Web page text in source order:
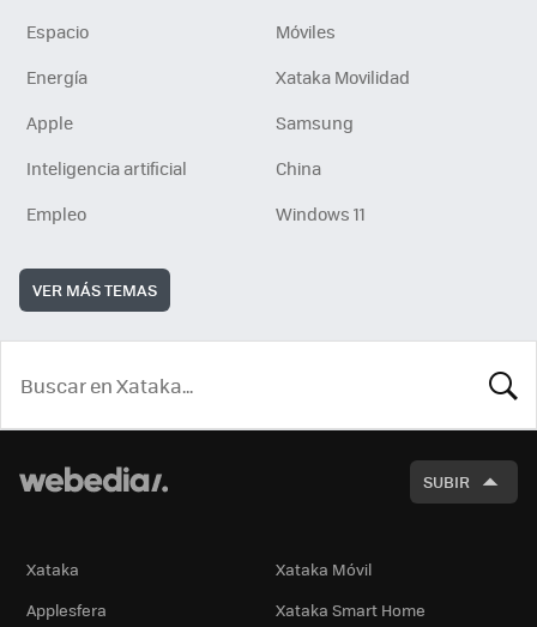
Espacio
Móviles
Energía
Xataka Movilidad
Apple
Samsung
Inteligencia artificial
China
Empleo
Windows 11
VER MÁS TEMAS
SUBIR
Xataka
Xataka Móvil
Applesfera
Xataka Smart Home